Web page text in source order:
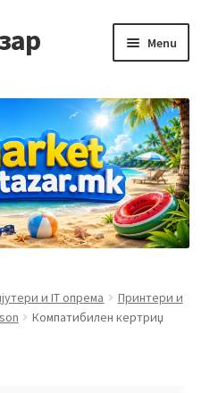
Menu
и IT опрема
Принтери и
Компатибилен кертриџ